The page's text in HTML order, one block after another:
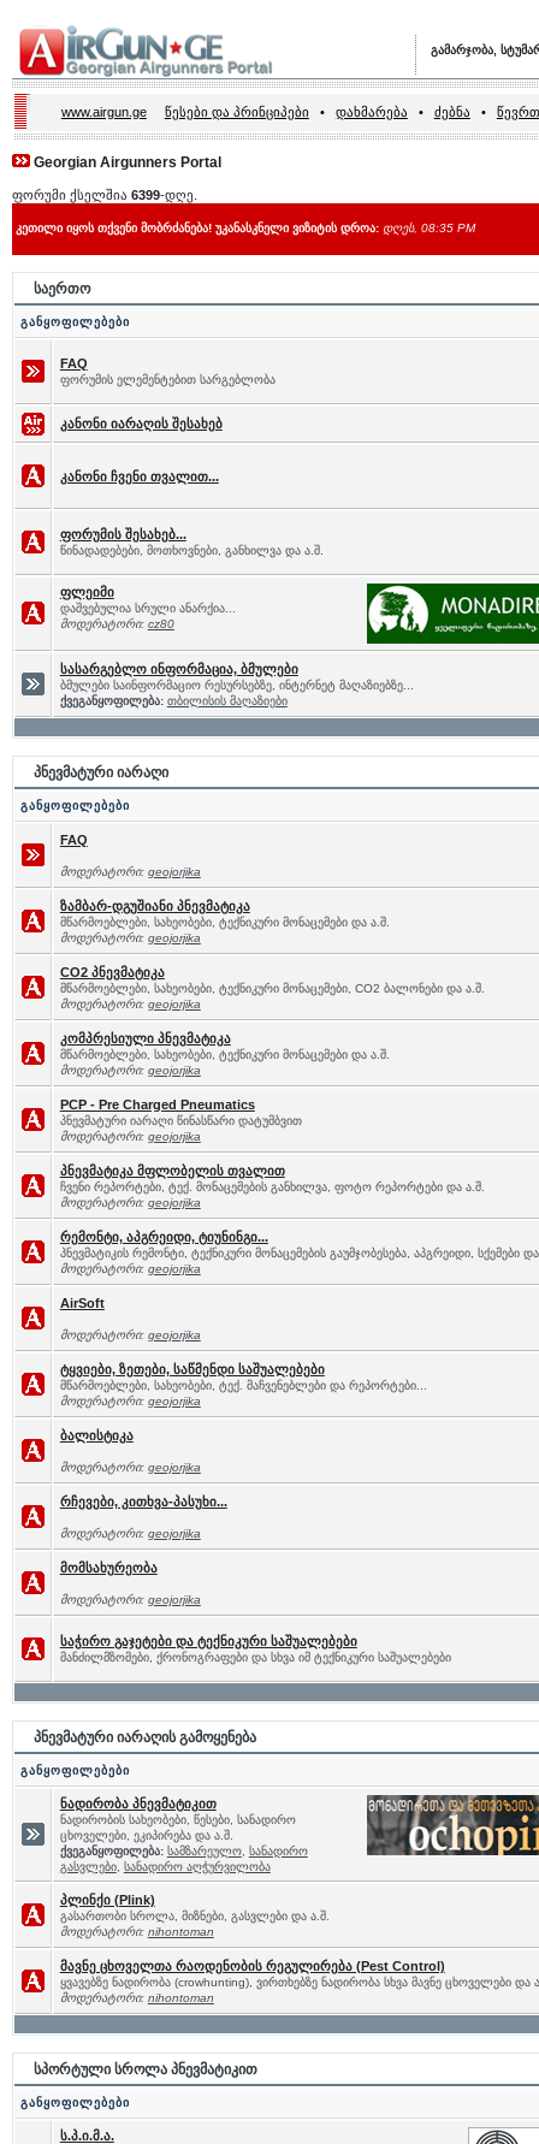
გამარჯობა,
www.airgun.ge წესები და პრინციპები • დახმარება • ძებნა •
Georgian Airgunners Portal
ფორუმი ქსელშია 6399-დღე.
კეთილი იყოს თქვენი მობრძანება! უკანასკნელი ვიზიტის დროა: დღეს, 08:35 PM
საერთო
განყოფილებები
FAQ
ფორუმის ელემენტებით სარგებლობა
კანონი იარაღის შესახებ
კანონი ჩვენი თვალით...
ფორუმის შესახებ...
წინადადებები, მოთხოვნები, განხილვა და ა.შ.
ფლეიმი
დაშვებულია სრული ანარქია...
მოდერატორი: cz80
სასარგებლო ინფორმაცია, ბმულები
ბმულები საინფორმაციო რესურსებზე, ინტერნეტ მაღაზიებზე...
ქვეგანყოფილება: თბილისის მაღაზიები
პნევმატური იარაღი
განყოფილებები
FAQ
მოდერატორი: geojorjika
ზამბარ-დგუშიანი პნევმატიკა
მწარმოებლები, სახეობები, ტექნიკური მონაცემები და ა.შ.
მოდერატორი: geojorjika
CO2 პნევმატიკა
მწარმოებლები, სახეობები, ტექნიკური მონაცემები, CO2 ბალონები და ა.შ.
მოდერატორი: geojorjika
კომპრესიული პნევმატიკა
მწარმოებლები, სახეობები, ტექნიკური მონაცემები და ა.შ.
მოდერატორი: geojorjika
PCP - Pre Charged Pneumatics
პნევმატური იარაღი წინასწარი დატუმბვით
მოდერატორი: geojorjika
პნევმატიკა მფლობელის თვალით
ჩვენი რეპორტები, ტექ. მონაცემების განხილვა, ფოტო რეპორტები და ა.შ.
მოდერატორი: geojorjika
რემონტი, აპგრეიდი, ტიუნინგი...
პნევმატიკის რემონტი, ტექნიკური მონაცემების გაუმჯობესება, აპგრეიდი, სქემები
მოდერატორი: geojorjika
AirSoft
მოდერატორი: geojorjika
ტყვიები, ზეთები, საწმენდი საშუალებები
მწარმოებლები, სახეობები, ტექ. მაჩვენებლები და რეპორტები...
მოდერატორი: geojorjika
ბალისტიკა
მოდერატორი: geojorjika
რჩევები, კითხვა-პასუხი...
მოდერატორი: geojorjika
მომსახურეობა
მოდერატორი: geojorjika
საჭირო გაჯეტები და ტექნიკური საშუალებები
მანძილმზომები, ქრონოგრაფები და სხვა იმ ტექნიკური საშუალებები
პნევმატური იარაღის გამოყენება
განყოფილებები
ნადირობა პნევმატიკით
ნადირობის სახეობები, წესები, სანადირო
ცხოველები, ეკიპირება და ა.შ.
ქვეგანყოფილება: სამზარეულო,
სანადირო
გასვლები, სანადირო აღჭურვილობა
პლინქი (Plink)
გასართობი სროლა, მიზნები, გასვლები და ა.შ.
მოდერატორი: nihontoman
მავნე ცხოველთა რაოდენობის რეგულირება (Pest Control)
ყვავებზე ნადირობა (crowhunting), ვირთხებზე ნადირობა სხვა მავნე ცხოველები და
მოდერატორი: nihontoman
სპორტული სროლა პნევმატიკით
განყოფილებები
ს.პ.ი.მ.ა.